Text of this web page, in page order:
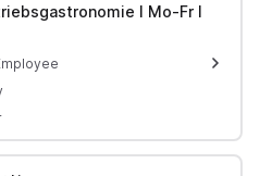
I Mo-Fr I